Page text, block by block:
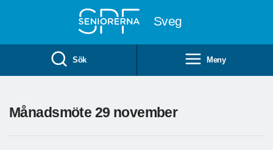
Sveg
Sök Meny
Månadsmöte 29 november